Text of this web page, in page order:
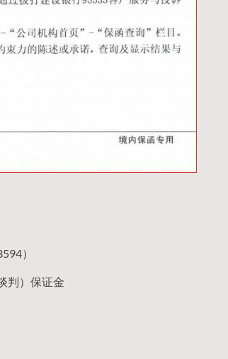
）
判）保证金